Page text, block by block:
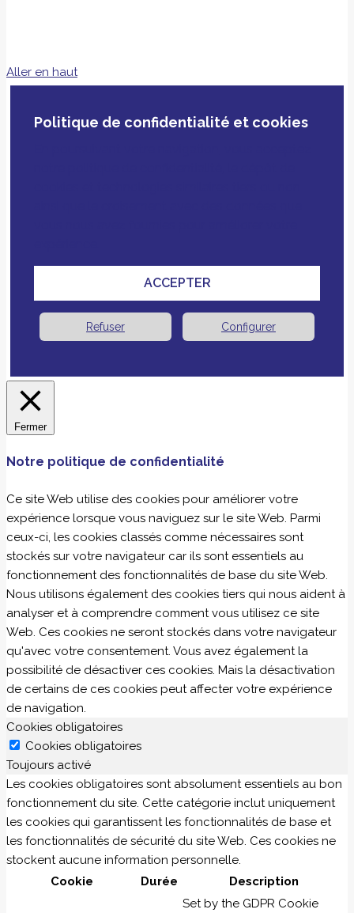
Aller en haut
Politique de confidentialité et cookies
ACCEPTER
Refuser Configurer
Fermer
Notre politique de confidentialité
Ce site Web utilise des cookies pour améliorer votre
expérience lorsque vous naviguez sur le site Web. Parmi
ceux-ci, les cookies classés comme nécessaires sont
stockés sur votre navigateur car ils sont essentiels au
fonctionnement des fonctionnalités de base du site Web.
Nous utilisons également des cookies tiers qui nous aident à
analyser et à comprendre comment vous utilisez ce site
Web. Ces cookies ne seront stockés dans votre navigateur
qu'avec votre consentement. Vous avez également la
possibilité de désactiver ces cookies. Mais la désactivation
de certains de ces cookies peut affecter votre expérience
de navigation.
Cookies obligatoires
Cookies obligatoires
Toujours activé
Les cookies obligatoires sont absolument essentiels au bon
fonctionnement du site. Cette catégorie inclut uniquement
les cookies qui garantissent les fonctionnalités de base et
les fonctionnalités de sécurité du site Web. Ces cookies ne
stockent aucune information personnelle.
Cookie
Durée Description
Set by the GDPR Cookie